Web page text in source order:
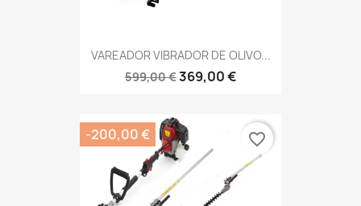
VAREADOR VIBRADOR DE OLIVO...
599,00 €369,00 €
-200,00 € favorite_border